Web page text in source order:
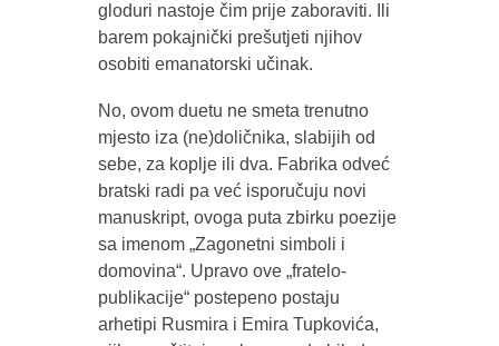
gloduri nastoje čim prije zaboraviti. Ili
barem pokajnički prešutjeti njihov
osobiti emanatorski učinak.
No, ovom duetu ne smeta trenutno
mjesto iza (ne)doličnika, slabijih od
sebe, za koplje ili dva. Fabrika odveć
bratski radi pa već isporučuju novi
manuskript, ovoga puta zbirku poezije
sa imenom „Zagonetni simboli i
domovina“. Upravo ove „fratelo-
publikacije“ postepeno postaju
arhetipi Rusmira i Emira Tupkovića,